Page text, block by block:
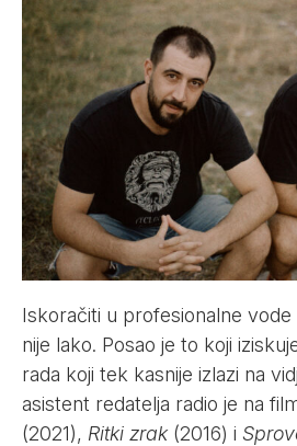
Iskoračiti u profesionalne
nije lako. Posao je to koji
rada koji tek kasnije izlazi na
asistent redatelja radio je na
(2021), Ritki zrak (2016) i